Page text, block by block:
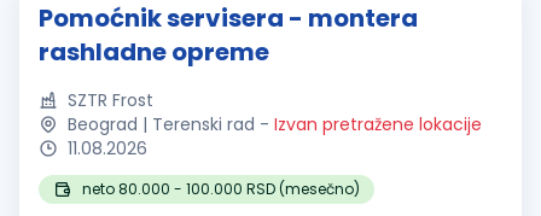
Pomoćnik servisera - montera
rashladne opreme
SZTR Frost
Beograd | Terenski rad - Izvan pretražene lokacije
11.08.2026
neto 80.000 - 100.000 RSD (mesečno)